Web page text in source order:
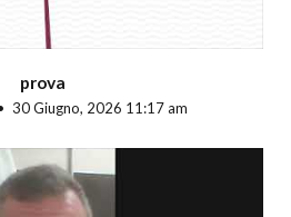
prova
30 Giugno, 2026 11:17 am